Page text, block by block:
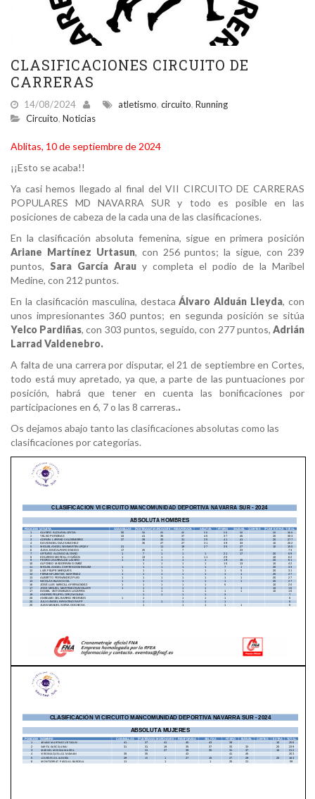
CLASIFICACIONES CIRCUITO DE
CARRERAS
14/08/2024 atletismo, circuito, Running
Circuito, Noticias
Ablitas, 10 de septiembre de 2024
¡¡Esto se acaba!!
Ya casi hemos llegado al final del VII CIRCUITO DE CARRERAS
POPULARES MD NAVARRA SUR y todo es posible en las
posiciones de cabeza de la cada una de las clasificaciones.
En la clasificación absoluta femenina, sigue en primera posición
Ariane Martínez Urtasun, con 256 puntos; la sigue, con 239
puntos, Sara García Arau y completa el podio de la Maribel
Medine, con 212 puntos.
En la clasificación masculina, destacaÁlvaro Alduán Lleyda, con
unos impresionantes 360 puntos; en segunda posición se sitúa
Yelco Pardiñas, con 303 puntos, seguido, con 277 puntos,Adrián
Larrad Valdenebro.
A falta de una carrera por disputar, el 21 de septiembre en Cortes,
todo está muy apretado, ya que, a parte de las puntuaciones por
posición, habrá que tener en cuenta las bonificaciones por
participaciones en 6, 7 o las 8 carreras..
Os dejamos abajo tanto las clasificaciones absolutas como las
clasificaciones por categorías.